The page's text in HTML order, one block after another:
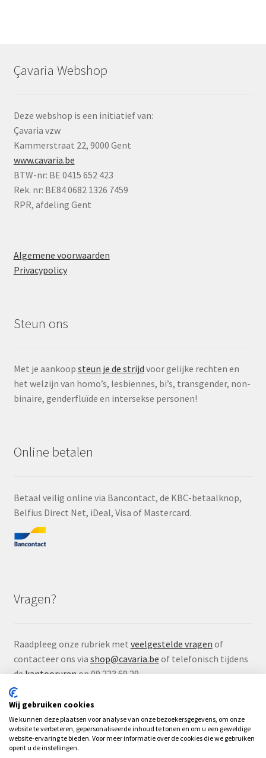
Çavaria Webshop
Deze webshop is een initiatief van:
Çavaria vzw
Kammerstraat 22, 9000 Gent
www.cavaria.be
BTW-nr: BE 0415 652 423
Rek. nr: BE84 0682 1326 7459
RPR, afdeling Gent
Algemene voorwaarden
Privacypolicy
Steun ons
Met je aankoop steun je de strijd voor gelijke rechten en
het welzijn van homo’s, lesbiennes, bi’s, transgender, non-
binaire, genderfluïde en intersekse personen!
Online betalen
Betaal veilig online via Bancontact, de KBC-betaalknop,
Belfius Direct Net, iDeal, Visa of Mastercard.
Vragen?
Raadpleeg onze rubriek met veelgestelde vragen of
contacteer ons via shop@cavaria.be of telefonisch tijdens
dekantoorurenop 09 223 69 29.
© Çavaria Webshop 2026
Wij gebruiken cookies
We kunnen deze plaatsen voor analyse van onze bezoekersgegevens, om onze
website te verbeteren, gepersonaliseerde inhoud te tonen en om u een geweldige
website-ervaring te bieden. Voor meer informatie over de cookies die we gebruiken
opent u de instellingen.